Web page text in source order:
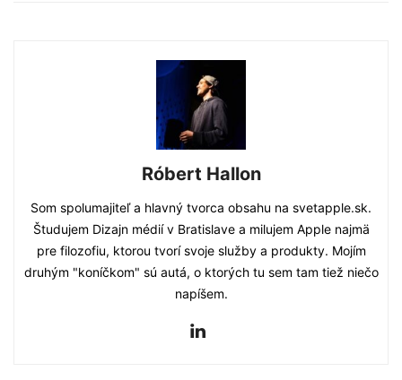
Róbert Hallon
Som spolumajiteľ a hlavný tvorca obsahu na svetapple.sk.
Študujem Dizajn médií v Bratislave a milujem Apple najmä
pre filozofiu, ktorou tvorí svoje služby a produkty. Mojím
druhým "koníčkom" sú autá, o ktorých tu sem tam tiež niečo
napíšem.